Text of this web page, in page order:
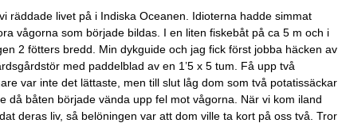
räddade livet på i Indiska Oceanen. Idioterna hadde simmat
vågorna som började bildas. I en liten fiskebåt på ca 5 m och i
2 fötters bredd. Min dykguide och jag fick först jobba häcken av
med paddelblad av en 1’5 x 5 tum. Få upp två
var inte det lättaste, men till slut låg dom som två potatissäckar
då båten började vända upp fel mot vågorna. När vi kom iland
deras liv, så belöningen var att dom ville ta kort på oss två. Tror